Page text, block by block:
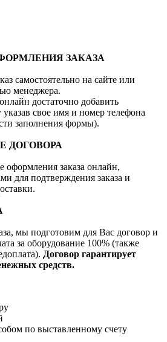
ЗАКАЗА
самостоятельно на сайте или
менеджера.
достаточно добавить
свое имя и номер телефона
заполнения формы).
ДОГОВОРА
оформления заказа онлайн,
для подтверждения заказа и
мы подготовим для Вас договор и
за оборудование 100% (также
Договор гарантирует
средств.
по выставленному счету